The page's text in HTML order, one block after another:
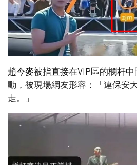
趙今麥被指直接在VIP區的欄杆
動，被現場網友形容：「連保安
走。」